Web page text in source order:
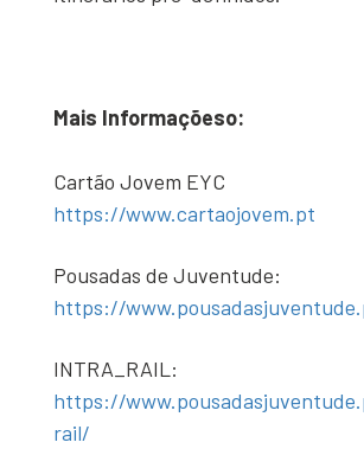
Mais Informaçõeso:
Cartão Jovem EYC
https://www.cartaojovem.pt
Pousadas de Juventude:
https://
INTRA_RAIL:
https://
rail/